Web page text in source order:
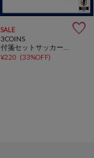
SALE 
3COINS
¥220 (33%OFF)